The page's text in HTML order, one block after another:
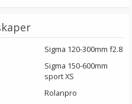
Sigma 120-300mm f2.8
Sigma 150-600mm
sport XS
Rolanpro